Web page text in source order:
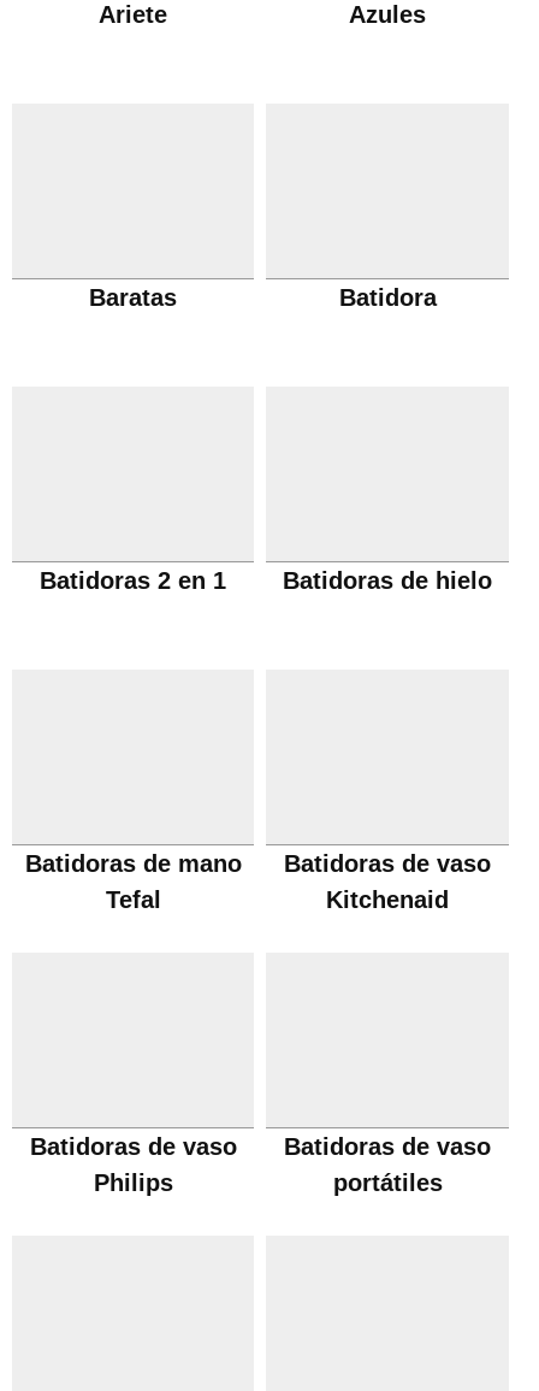
Ariete Azules
Baratas Batidora
Batidoras 2 en 1 Batidoras de hielo
Batidoras de mano
Tefal
Batidoras de vaso
Kitchenaid
Batidoras de vaso
Philips
Batidoras de vaso
portátiles